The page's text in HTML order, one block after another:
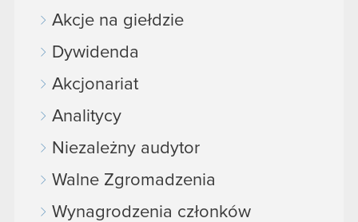
Akcje na giełdzie
Dywidenda
Akcjonariat
Analitycy
Niezależny audytor
Walne Zgromadzenia
Wynagrodzenia członków